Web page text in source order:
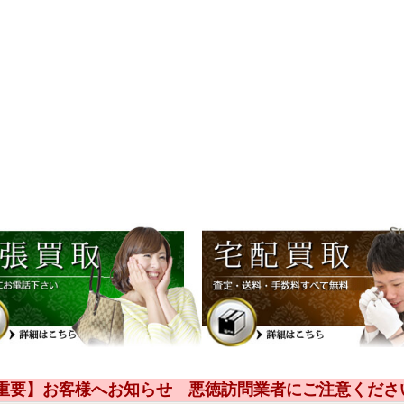
要】お客様へお知らせ 悪徳訪問業者にご注意くださ